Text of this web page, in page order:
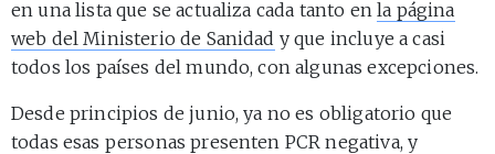
en una lista que se actualiza cada tanto enla página
web del Ministerio de Sanidad y que incluye a casi
todos los países del mundo, con algunas excepciones.
Desde principios de junio, ya no es obligatorio que
todas esas personas presenten PCR negativa, y